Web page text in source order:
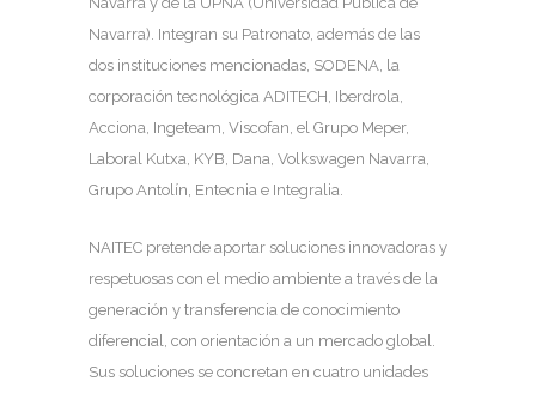
Navarra). Integran su Patronato, además de las
dos instituciones mencionadas, SODENA, la
corporación tecnológica ADITECH, Iberdrola,
Acciona, Ingeteam, Viscofan, el Grupo Meper,
Laboral Kutxa, KYB, Dana, Volkswagen Navarra,
Grupo Antolín, Entecnia e Integralia.
NAITEC pretende aportar soluciones innovadoras y
respetuosas con el medio ambiente a través de la
generación y transferencia de conocimiento
diferencial, con orientación a un mercado global.
Sus soluciones se concretan en cuatro unidades